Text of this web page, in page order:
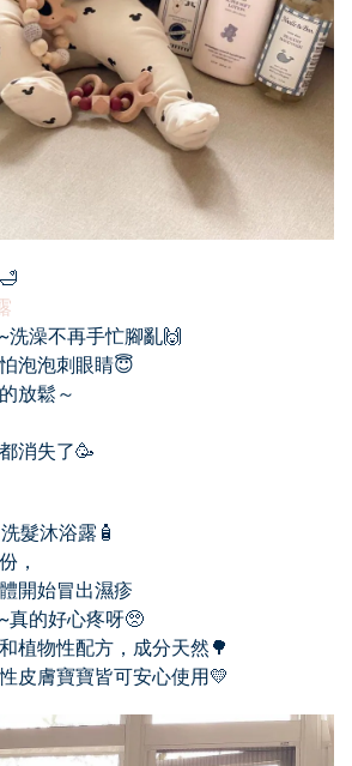
洗澡不再手忙腳亂🙌
泡泡刺眼睛😇
放鬆～
消失了🥳
髮沐浴露🧴
，
開始冒出濕疹
真的好心疼呀🥺
植物性配方，成分天然🌳
皮膚寶寶皆可安心使用💛